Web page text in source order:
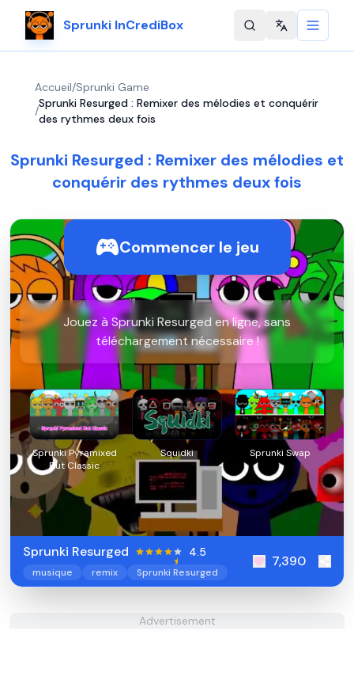
Sprunki InCrediBox Change
Accueil/Sprunki Game
/
Sprunki Resurged : Remixer des mélodies et conquérir
des rythmes deux fois
Sprunki Resurged : Remixer des mélodies et
conquérir des rythmes deux fois
Commencer le jeu
Jouez à Sprunki Resurged en ligne, sans
téléchargement nécessaire !
Sprunki Pyramixed
But Classic
Squidki Sprunki Swap
Sprunki Resurged 4.5
musique remix Sprunki Resurged
7,390
Advertisement